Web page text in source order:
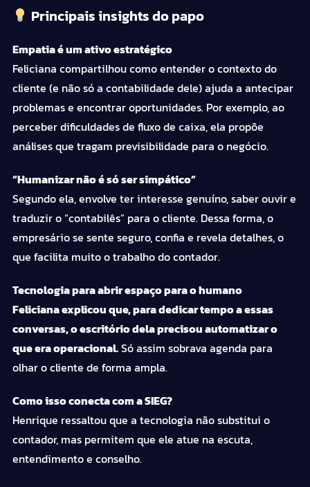
Principais insights do papo
Empatia é um ativo estratégico
Feliciana compartilhou como entender o contexto do
cliente (e não só a contabilidade dele) ajuda a antecipar
problemas e encontrar oportunidades. Por exemplo, ao
perceber dificuldades de fluxo de caixa, ela propõe
análises que tragam previsibilidade para o negócio.
“Humanizar não é só ser simpático”
Segundo ela, envolve ter interesse genuíno, saber ouvir e
traduzir o “contabilês” para o cliente. Dessa forma, o
empresário se sente seguro, confia e revela detalhes, o
que facilita muito o trabalho do contador.
Tecnologia para abrir espaço para o humano
Feliciana explicou que, para dedicar tempo a essas
conversas, o escritório dela precisou automatizar o
que era operacional.Só assim sobrava agenda para
olhar o cliente de forma ampla.
Como isso conecta com a SIEG?
Henrique ressaltou que a tecnologia não substitui o
contador, mas permitem que ele atue na escuta,
entendimento e conselho.